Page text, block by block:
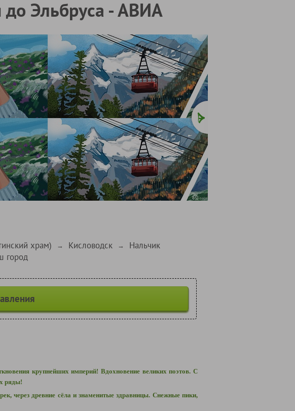
Эльбруса - АВИА
храм) → Кисловодск → Нальчик
город
крупнейших империй! Вдохновение великих поэтов. С
ряды!
через древние сёла и знаменитые здравницы. Снежные пики,